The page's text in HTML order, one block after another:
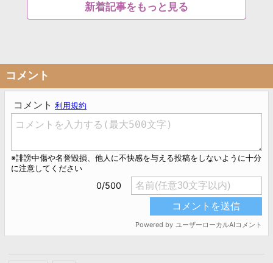
新着記事をもっと見る
コメント